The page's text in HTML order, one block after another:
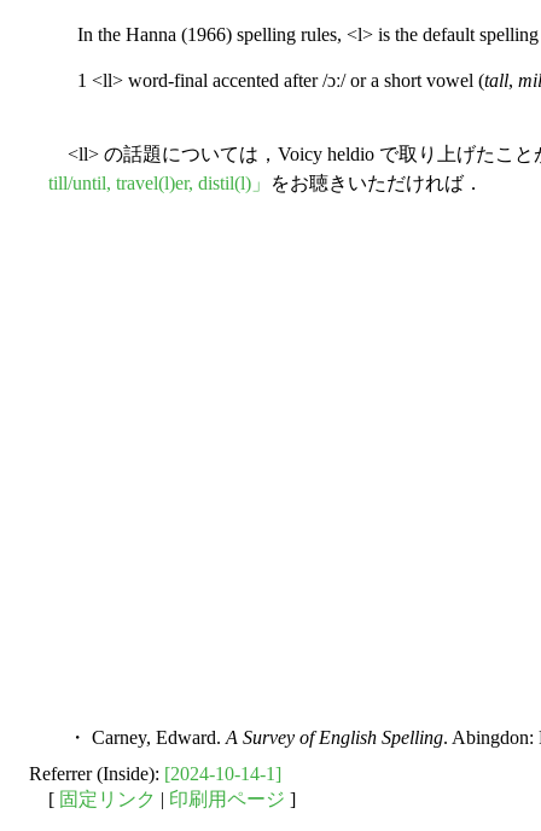
In the Hanna (1966) spelling rules, <l> is the default
1 <ll> word-final accented after /ɔː/ or a short vowel (tall,
<ll> の話題については，Voicy heldio で取り上げたこと
till/until, travel(l)er, distil(l)」
をお聴きいただければ．
・ Carney, Edward. A Survey of English Spelling. Abingdon:
Referrer (Inside): [2024-10-14-1]
[ 固定リンク | 印刷用ページ ]